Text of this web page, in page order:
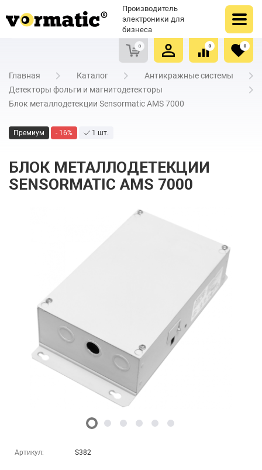
Производитель
электроники для
бизнеса
0
Очистить список сравнения
0
Очистить избранное
0
Главная Каталог
Антикражные системы
Детекторы фольги и магнитодетекторы
Блок металлодетекции Sensormatic AMS 7000
Премиум - 16% 1 шт.
БЛОК МЕТАЛЛОДЕТЕКЦИИ
SENSORMATIC AMS 7000
Артикул: S382